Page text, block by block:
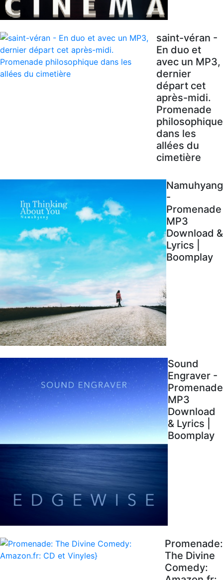
saint-véran -
En duo et
avec un MP3,
dernier
départ cet
après-midi.
Promenade
philosophique
dans les
allées du
cimetière
Namuhyang
-
Promenade
MP3
Download &
Lyrics |
Boomplay
Sound
Engraver -
Promenade
MP3
Download
& Lyrics |
Boomplay
Promenade:
The Divine
Comedy: